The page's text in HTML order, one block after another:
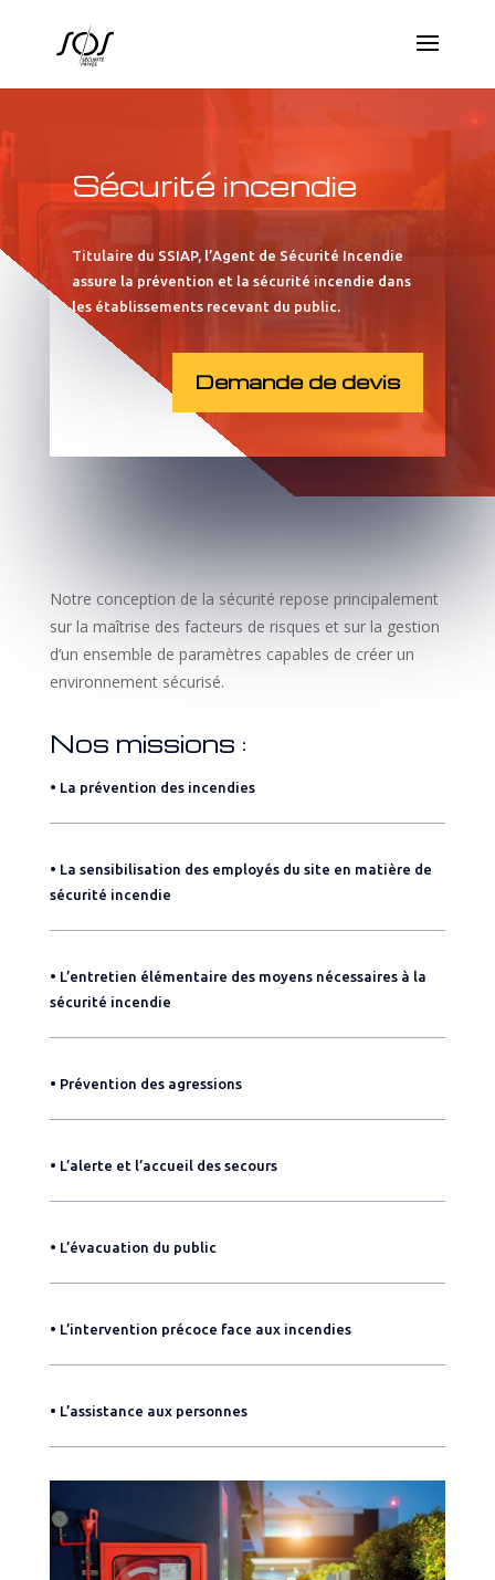
Sécurité incendie
Titulaire du SSIAP, l’Agent de Sécurité Incendie
assure la prévention et la sécurité incendie dans
les établissements recevant du public.
Demande de devis
Notre conception de la sécurité repose principalement
sur la maîtrise des facteurs de risques et sur la gestion
d’un ensemble de paramètres capables de créer un
environnement sécurisé.
Nos missions :
• La prévention des incendies
• La sensibilisation des employés du site en matière de
sécurité incendie
• L’entretien élémentaire des moyens nécessaires à la
sécurité incendie
• Prévention des agressions
• L’alerte et l’accueil des secours
• L’évacuation du public
• L’intervention précoce face aux incendies
• L’assistance aux personnes